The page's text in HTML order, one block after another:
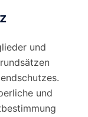
und
und